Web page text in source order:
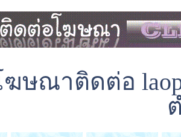
ษณาติดต่อ